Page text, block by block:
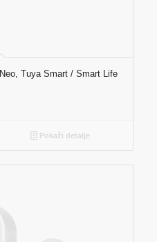
Tuya Smart / Smart Life
Pokaži detalje